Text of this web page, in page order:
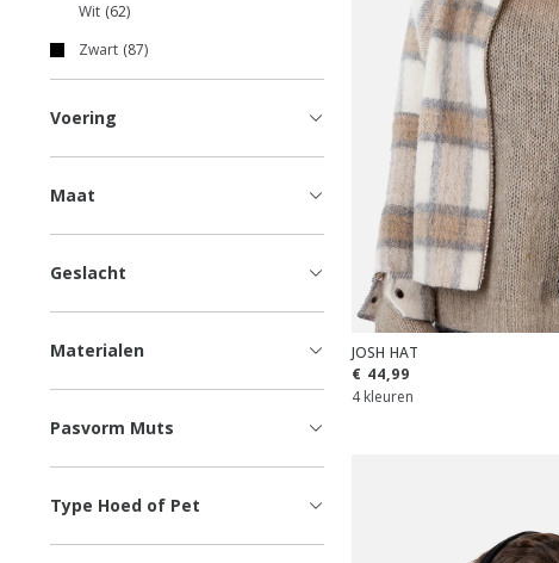
Wit 62
Zwart 87
Voering
Maat
Geslacht
Materialen
Pasvorm Muts
Type Hoed of Pet
JOSH HAT
€ 44,99
4 kleuren